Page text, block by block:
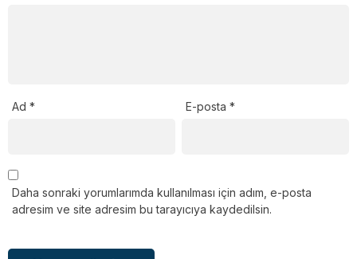
Ad * E-posta*
Daha sonraki yorumlarımda kullanılması için adım, e-posta
adresim ve site adresim bu tarayıcıya kaydedilsin.